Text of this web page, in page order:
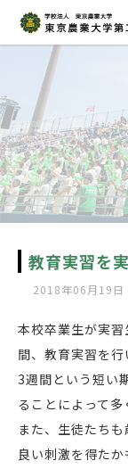
教育実習を
2018年06月19日
本校卒業生が実
間、教育実習を行
3週間という短い
ることによって多
また、生徒たち
良い刺激を得たか